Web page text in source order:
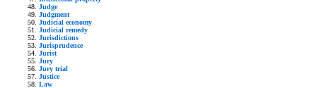
Judge
Judgment
Judicial economy
Judicial remedy
Jurisdictions
Jurisprudence
Jurist
Jury
Jury trial
Justice
Law